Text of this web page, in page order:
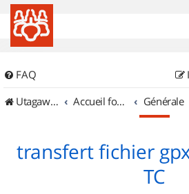
FAQ
UtagawaVTT (Randos VTT et VTTAE avec traces GPS)
Accueil forum Générale
transfert fichier
TC